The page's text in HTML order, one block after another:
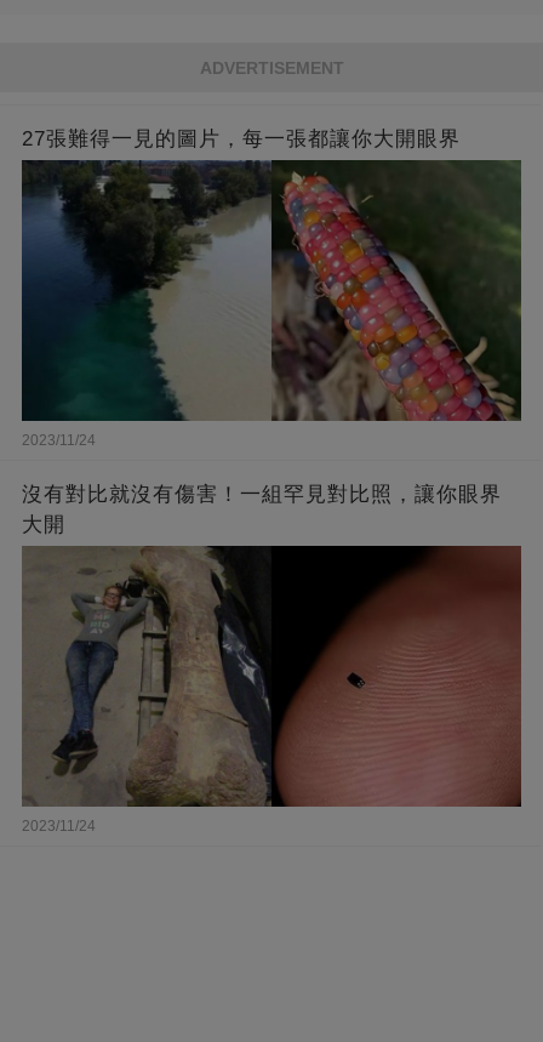
ADVERTISEMENT
27張難得一見的圖片，每一張都讓你大開眼界
2023/11/24
沒有對比就沒有傷害！一組罕見對比照，讓你眼界
大開
2023/11/24